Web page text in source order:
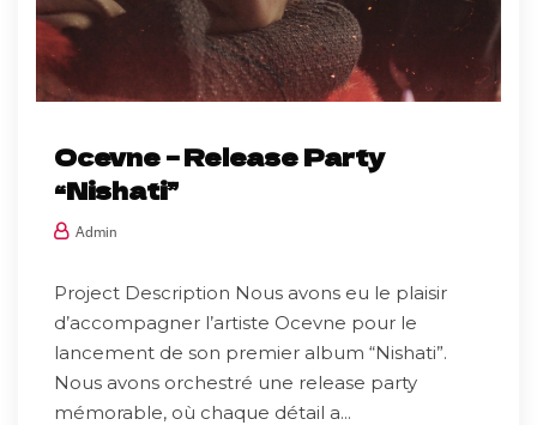
Ocevne – Release Party
“Nishati”
Admin
Project Description Nous avons eu le plaisir
d’accompagner l’artiste Ocevne pour le
lancement de son premier album “Nishati”.
Nous avons orchestré une release party
mémorable, où chaque détail a...